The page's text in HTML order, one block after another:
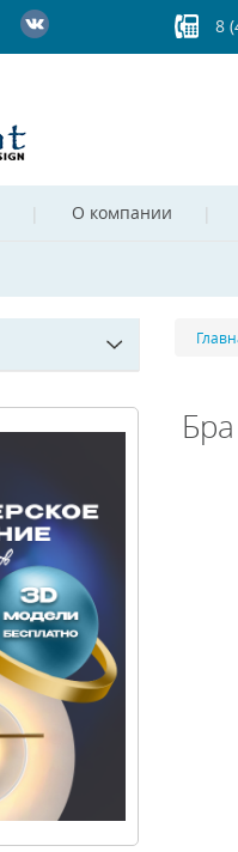
8
О компании